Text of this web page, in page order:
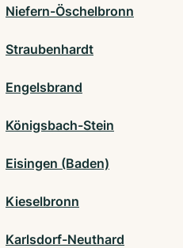
Niefern-Öschelbronn
Straubenhardt
Engelsbrand
Königsbach-Stein
Eisingen (Baden)
Kieselbronn
Karlsdorf-Neuthard